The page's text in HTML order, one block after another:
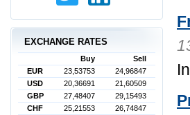
EXCHANGE RATES
Buy
Sell
EUR
23,53753
24,96847
USD
20,36691
21,60509
GBP
27,48407
29,15493
CHF
25,21553
26,74847